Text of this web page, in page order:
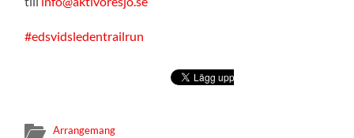
#edsvidsledentrailrun
Arrangemang